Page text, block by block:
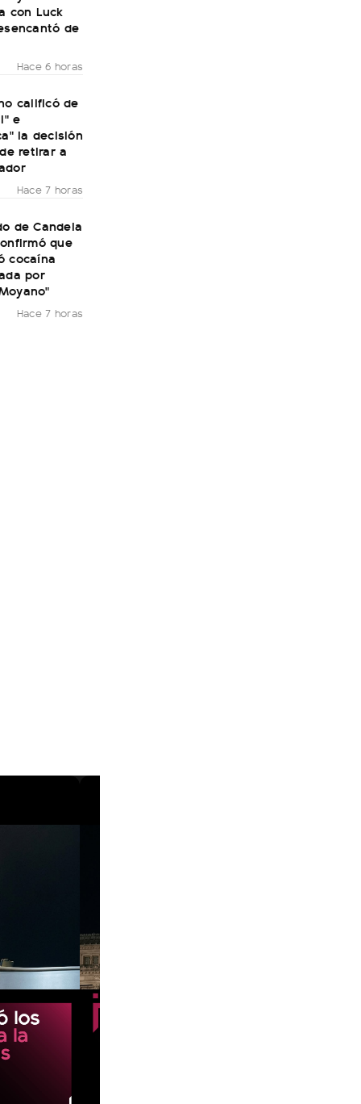
con Luck
de
Hace 6 horas
calificó de
e
la decisión
retirar a
Hace 7 horas
de Candela
que
cocaína
por
Hace 7 horas